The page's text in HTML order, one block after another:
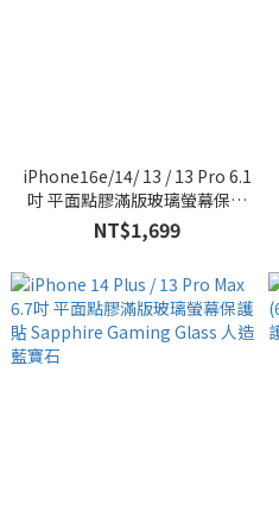
iPhone16e/14/ 13 / 13 Pro 6.1
吋 平面點膠滿版玻璃螢幕保護
貼 Sapphire Gaming Glass 人
造藍寶石
NT$1,699